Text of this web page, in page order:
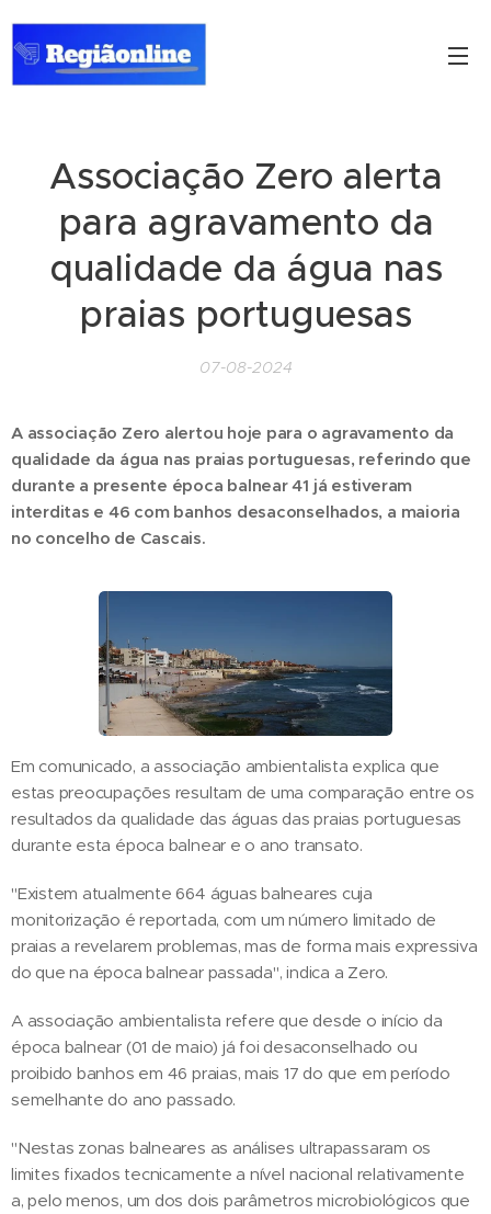
Associação Zero alerta
para agravamento da
qualidade da água nas
praias portuguesas
07-08-2024
A associação Zero alertou hoje para o agravamento da
qualidade da água nas praias portuguesas, referindo que
durante a presente época balnear 41 já estiveram
interditas e 46 com banhos desaconselhados, a maioria
no concelho de Cascais.
Em comunicado, a associação ambientalista explica que
estas preocupações resultam de uma comparação entre os
resultados da qualidade das águas das praias portuguesas
durante esta época balnear e o ano transato.
"Existem atualmente 664 águas balneares cuja
monitorização é reportada, com um número limitado de
praias a revelarem problemas, mas de forma mais expressiva
do que na época balnear passada", indica a Zero.
A associação ambientalista refere que desde o início da
época balnear (01 de maio) já foi desaconselhado ou
proibido banhos em 46 praias, mais 17 do que em período
semelhante do ano passado.
"Nestas zonas balneares as análises ultrapassaram os
limites fixados tecnicamente a nível nacional relativamente
a, pelo menos, um dos dois parâmetros microbiológicos que